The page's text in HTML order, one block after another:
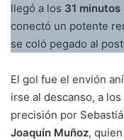
llegó a los 31 minutos
conectó un potente
se coló pegado al
El gol fue el envión
irse al descanso, a los
precisión por
Joaquín Muñoz,